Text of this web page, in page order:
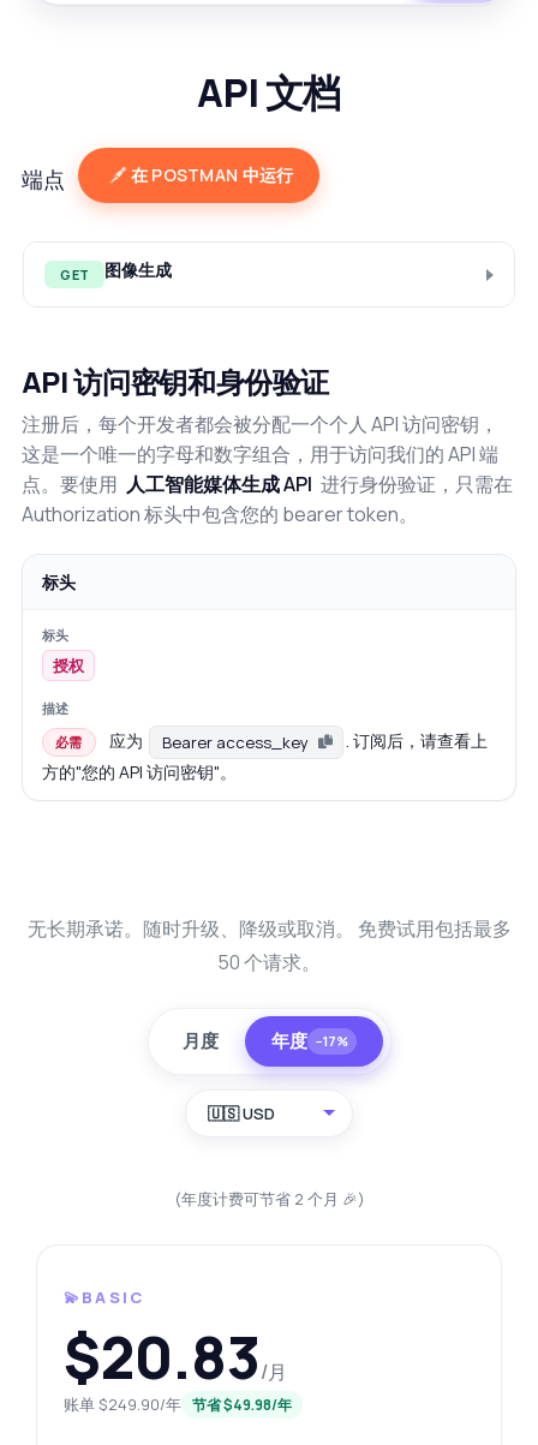
API 文档
端点 在 POSTMAN 中运行
GET 图像生成
API 访问密钥和身份验证
注册后，每个开发者都会被分配一个个人 API 访问密钥，
这是一个唯一的字母和数字组合，用于访问我们的 API 端
点。要使用 人工智能媒体生成 API 进行身份验证，只需在
Authorization 标头中包含您的 bearer token。
标头
授权
必需 应为 Bearer access_key
. 订阅后，请查看上
方的"您的 API 访问密钥"。
无长期承诺。随时升级、降级或取消。 免费试用包括最多
50 个请求。
月度 年度 −17%
🇺🇸 USD
(年度计费可节省 2 个月 🎉)
💫BASIC
$20.83/月
账单 $249.90/年 节省 $49.98/年